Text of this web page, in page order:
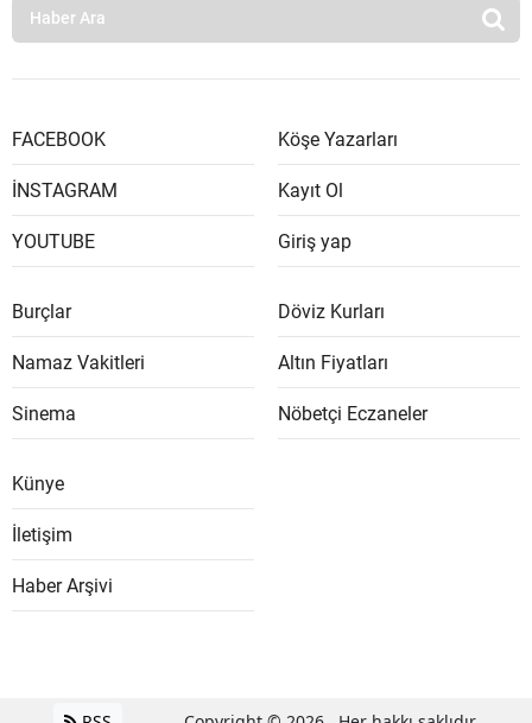
FACEBOOK
İNSTAGRAM
YOUTUBE
Köşe Yazarları
Kayıt Ol
Giriş yap
Burçlar
Namaz Vakitleri
Sinema
Döviz Kurları
Altın Fiyatları
Nöbetçi Eczaneler
Künye
İletişim
Haber Arşivi